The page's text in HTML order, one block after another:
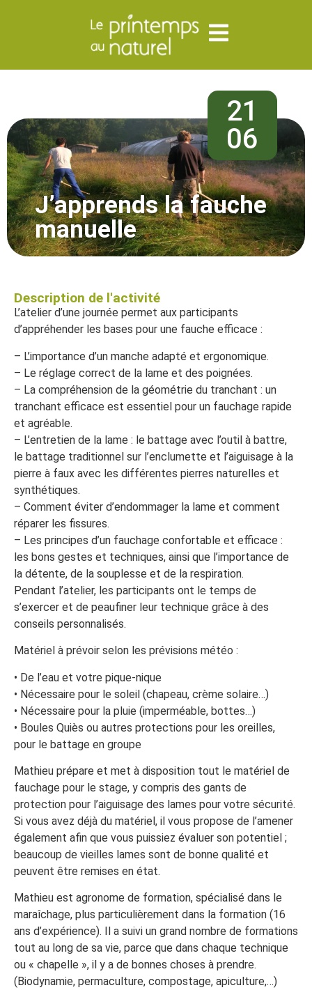
21
06
J’apprends la fauche
manuelle
Description de l'activité
L’atelier d’une journée permet aux participants
d’appréhender les bases pour une fauche efficace :
– L’importance d’un manche adapté et ergonomique.
– Le réglage correct de la lame et des poignées.
– La compréhension de la géométrie du tranchant : un
tranchant efficace est essentiel pour un fauchage rapide
et agréable.
– L’entretien de la lame : le battage avec l’outil à battre,
le battage traditionnel sur l’enclumette et l’aiguisage à la
pierre à faux avec les différentes pierres naturelles et
synthétiques.
– Comment éviter d’endommager la lame et comment
réparer les fissures.
– Les principes d’un fauchage confortable et efficace :
les bons gestes et techniques, ainsi que l’importance de
la détente, de la souplesse et de la respiration.
Pendant l’atelier, les participants ont le temps de
s’exercer et de peaufiner leur technique grâce à des
conseils personnalisés.
Matériel à prévoir selon les prévisions météo :
• De l’eau et votre pique-nique
• Nécessaire pour le soleil (chapeau, crème solaire…)
• Nécessaire pour la pluie (imperméable, bottes…)
• Boules Quiès ou autres protections pour les oreilles,
pour le battage en groupe
Mathieu prépare et met à disposition tout le matériel de
fauchage pour le stage, y compris des gants de
protection pour l’aiguisage des lames pour votre sécurité.
Si vous avez déjà du matériel, il vous propose de l’amener
également afin que vous puissiez évaluer son potentiel ;
beaucoup de vieilles lames sont de bonne qualité et
peuvent être remises en état.
Mathieu est agronome de formation, spécialisé dans le
maraîchage, plus particulièrement dans la formation (16
ans d’expérience). Il a suivi un grand nombre de formations
tout au long de sa vie, parce que dans chaque technique
ou « chapelle », il y a de bonnes choses à prendre.
(Biodynamie, permaculture, compostage, apiculture,…)